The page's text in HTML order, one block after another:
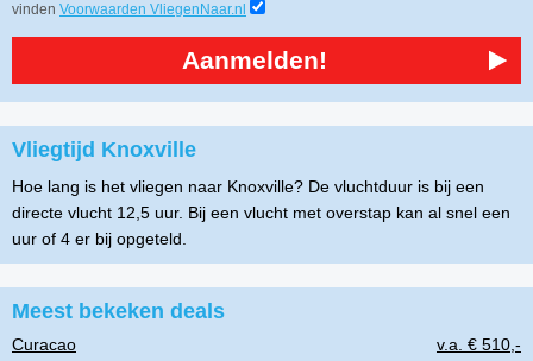
vinden Voorwaarden VliegenNaar.nl
Aanmelden!
Vliegtijd Knoxville
Hoe lang is het vliegen naar Knoxville? De vluchtduur is bij een
directe vlucht 12,5 uur. Bij een vlucht met overstap kan al snel een
uur of 4 er bij opgeteld.
Meest bekeken deals
Curacao
v.a. € 510,-